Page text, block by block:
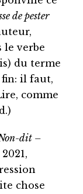
de pester
le verbe
du terme
il faut,
comme
dit –
2021,
chose